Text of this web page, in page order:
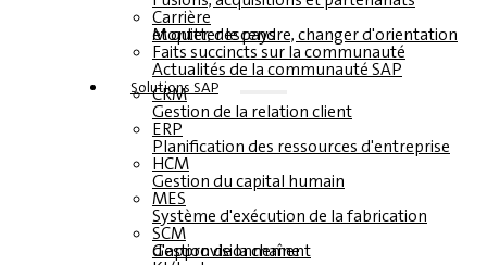
Carrière
Monter, descendre, changer d'orientation et quitter le pays
Faits succincts sur la communauté
Actualités de la communauté SAP
Solutions SAP
CRM
Gestion de la relation client
ERP
Planification des ressources d'entreprise
HCM
Gestion du capital humain
MES
Système d'exécution de la fabrication
SCM
Gestion de la chaîne d'approvisionnement